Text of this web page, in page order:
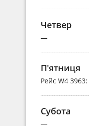
Четвер
—
П'ятниця
Рейс W4 3963:
Субота
—